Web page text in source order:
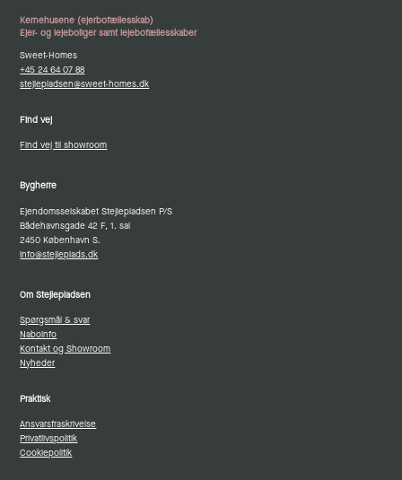
Kernehusene (ejerbofællesskab)
Ejer- og lejeboliger samt lejebofællesskaber
Sweet-Homes
+45 24 64 07 88
stejlepladsen@sweet-homes.dk
Find vej
Find vej til showroom
Bygherre
Ejendomsselskabet Stejlepladsen P/S
Bådehavnsgade 42 F, 1. sal
2450 København S.
info@stejleplads.dk
Om Stejlepladsen
Spørgsmål & svar
Naboinfo
Kontakt og Showroom
Nyheder
Praktisk
Ansvarsfraskrivelse
Privatlivspolitik
Cookiepolitik